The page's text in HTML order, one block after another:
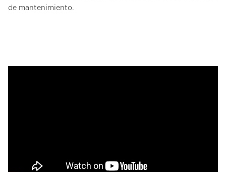
de mantenimiento.